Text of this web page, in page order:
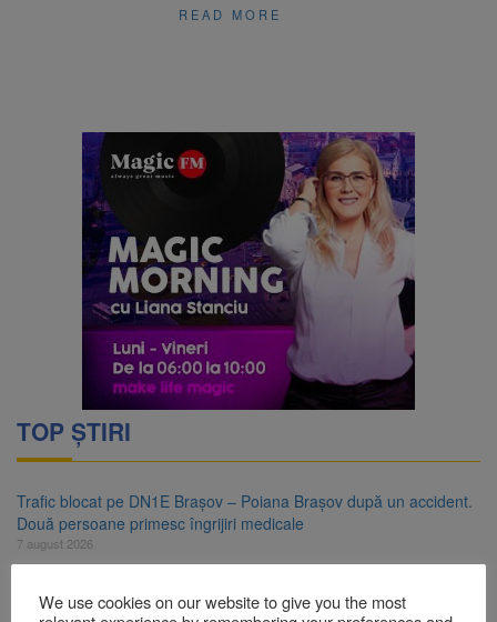
READ MORE
TOP ȘTIRI
Trafic blocat pe DN1E Brașov – Poiana Brașov după un accident.
Două persoane primesc îngrijiri medicale
7 august 2026
Brașov după plata prejudiciului
We use cookies on our website to give you the most